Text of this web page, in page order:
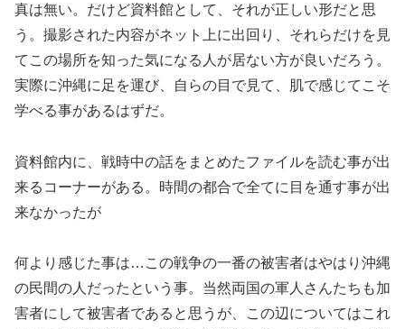
真は無い。だけど資料館として、それが正しい形だと思
う。撮影された内容がネット上に出回り、それらだけを見
てこの場所を知った気になる人が居ない方が良いだろう。
実際に沖縄に足を運び、自らの目で見て、肌で感じてこそ
学べる事があるはずだ。
資料館内に、戦時中の話をまとめたファイルを読む事が出
来るコーナーがある。時間の都合で全てに目を通す事が出
来なかったが
何より感じた事は…この戦争の一番の被害者はやはり沖縄
の民間の人だったという事。当然両国の軍人さんたちも加
害者にして被害者であると思うが、この辺についてはこれ